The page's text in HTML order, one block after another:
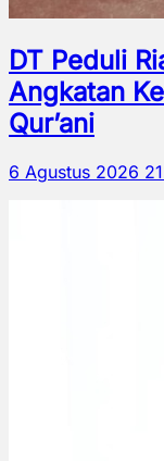
DT Peduli
Angkatan
Qur’ani
6 Agustus 2026